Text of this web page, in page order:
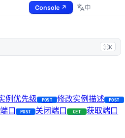
Console ↗ 中
⌘K
例优先级 POST 修改实例描述 POST
口 POST 关闭端口 GET
获取端口